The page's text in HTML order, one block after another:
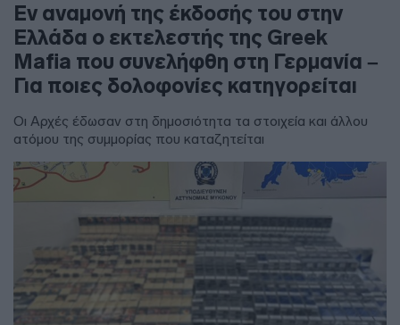
Εν αναμονή της έκδοσής του στην
Ελλάδα ο εκτελεστής της Greek
Mafia που συνελήφθη στη Γερμανία –
Για ποιες δολοφονίες κατηγορείται
Οι Αρχές έδωσαν στη δημοσιότητα τα στοιχεία και άλλου
ατόμου της συμμορίας που καταζητείται